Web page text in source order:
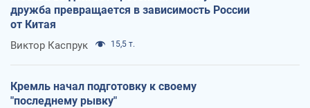
дружба превращается в зависимость России
от Китая
Виктор Каспрук 15,5 т.
Кремль начал подготовку к своему
"последнему рывку"